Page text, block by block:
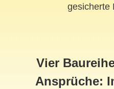
gesicherte
Vier
Ansprüche: